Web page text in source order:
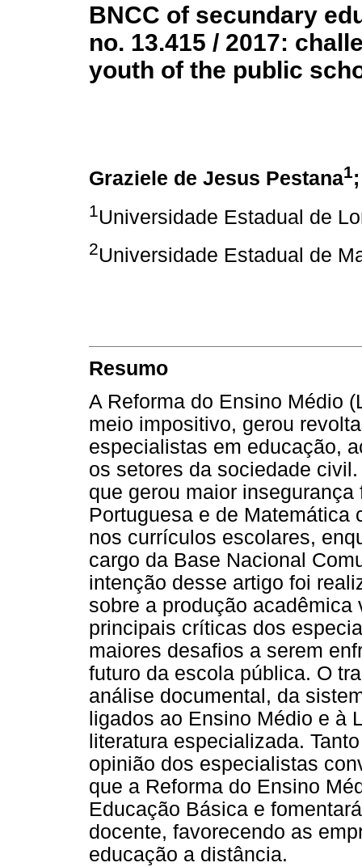
BNCC of secundary
no. 13.415 / 2017:
youth of the public
Graziele de Jesus Pestana1
1 Universidade Estadual de
2Universidade Estadual de
Resumo
A Reforma do Ensino Médio
meio impositivo, gerou
especialistas em educação,
os setores da sociedade
que gerou maior
Portuguesa e de
nos currículos escolares,
cargo da Base Nacional
intenção desse artigo foi
sobre a produção
principais críticas dos
maiores desafios a serem
futuro da escola pública. O
análise documental, da
ligados ao Ensino Médio e à
literatura especializada.
opinião dos especialistas
que a Reforma do Ensino
Educação Básica e
docente, favorecendo as
educação a distância.